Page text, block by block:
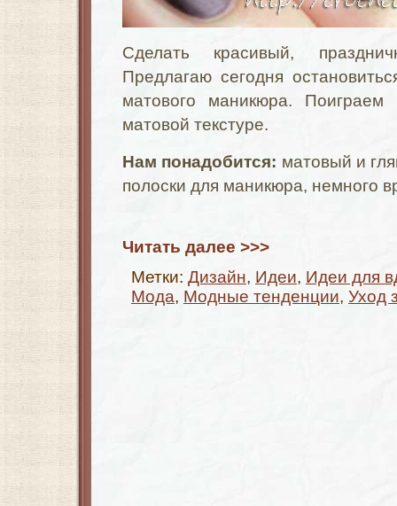
Сделать красивый,
Предлагаю сегодня
матового маникюра. Поиграем
матовой текстуре.
Нам понадобится: матовый и
полоски для маникюра, немного
Читать далее >>>
Метки: Дизайн, Идеи, Идеи для
Мода, Модные тенденции, Уход